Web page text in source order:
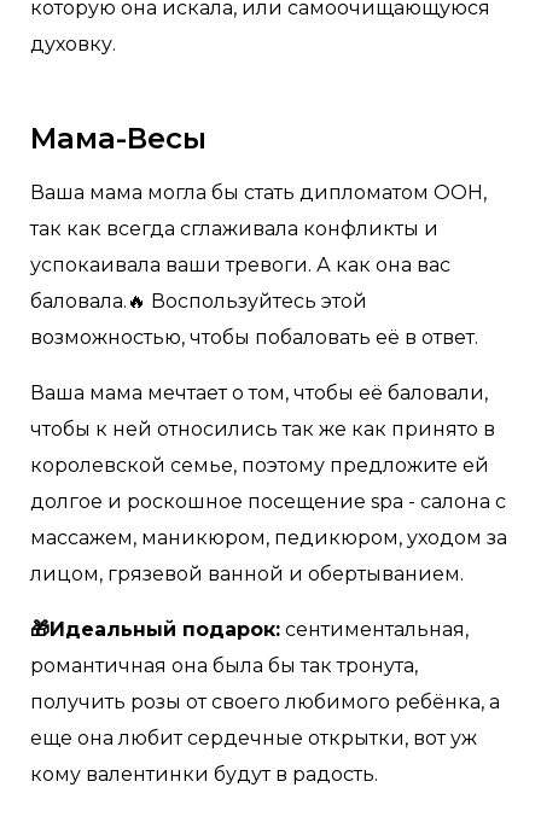
которую она искала, или самоочищающуюся
духовку.
Мама-Весы
Ваша мама могла бы стать дипломатом ООН,
так как всегда сглаживала конфликты и
успокаивала ваши тревоги. А как она вас
баловала.🔥 Воспользуйтесь этой
возможностью, чтобы побаловать её в ответ.
Ваша мама мечтает о том, чтобы её баловали,
чтобы к ней относились так же как принято в
королевской семье, поэтому предложите ей
долгое и роскошное посещение spa - салона с
массажем, маникюром, педикюром, уходом за
лицом, грязевой ванной и обертыванием.
🎁Идеальный подарок: сентиментальная,
романтичная она была бы так тронута,
получить розы от своего любимого ребёнка, а
еще она любит сердечные открытки, вот уж
кому валентинки будут в радость.